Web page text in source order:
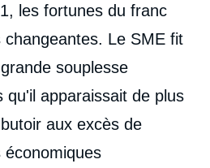
les fortunes du franc
Le SME fit
souplesse
qu'il apparaissait de plus
aux excès de
économiques